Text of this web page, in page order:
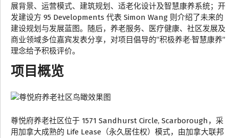
展背景、运营模式、建筑规划、适老化设计及智慧康养系统；开
发建设方 95 Developments 代表 Simon Wang 则介绍了未来的
建设规划与发展蓝图。随后，养老服务、医疗健康、社区发展及
商业领域多位嘉宾发表分享，对项目倡导的”积极养老·智慧康养”
理念给予积极评价。
项目概览
尊悦府养老社区位于 1571 Sandhurst Circle, Scarborough，采
用加拿大成熟的 Life Lease（永久居住权）模式，由加拿大联邦